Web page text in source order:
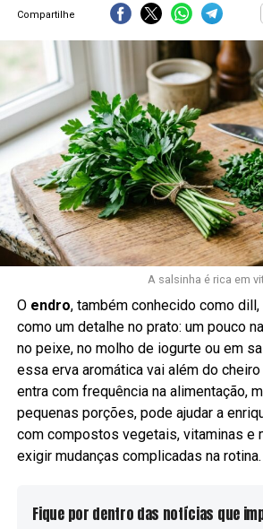
Compartilhe
A salsinha é rica em
O endro, também conhecido como
como um detalhe no prato: um pouco
no peixe, no molho de iogurte ou em
essa erva aromática vai além do cheiro
entra com frequência na alimentação,
pequenas porções, pode ajudar a
com compostos vegetais, vitaminas e
exigir mudanças complicadas na rotina.
Fique por dentro das notícias que